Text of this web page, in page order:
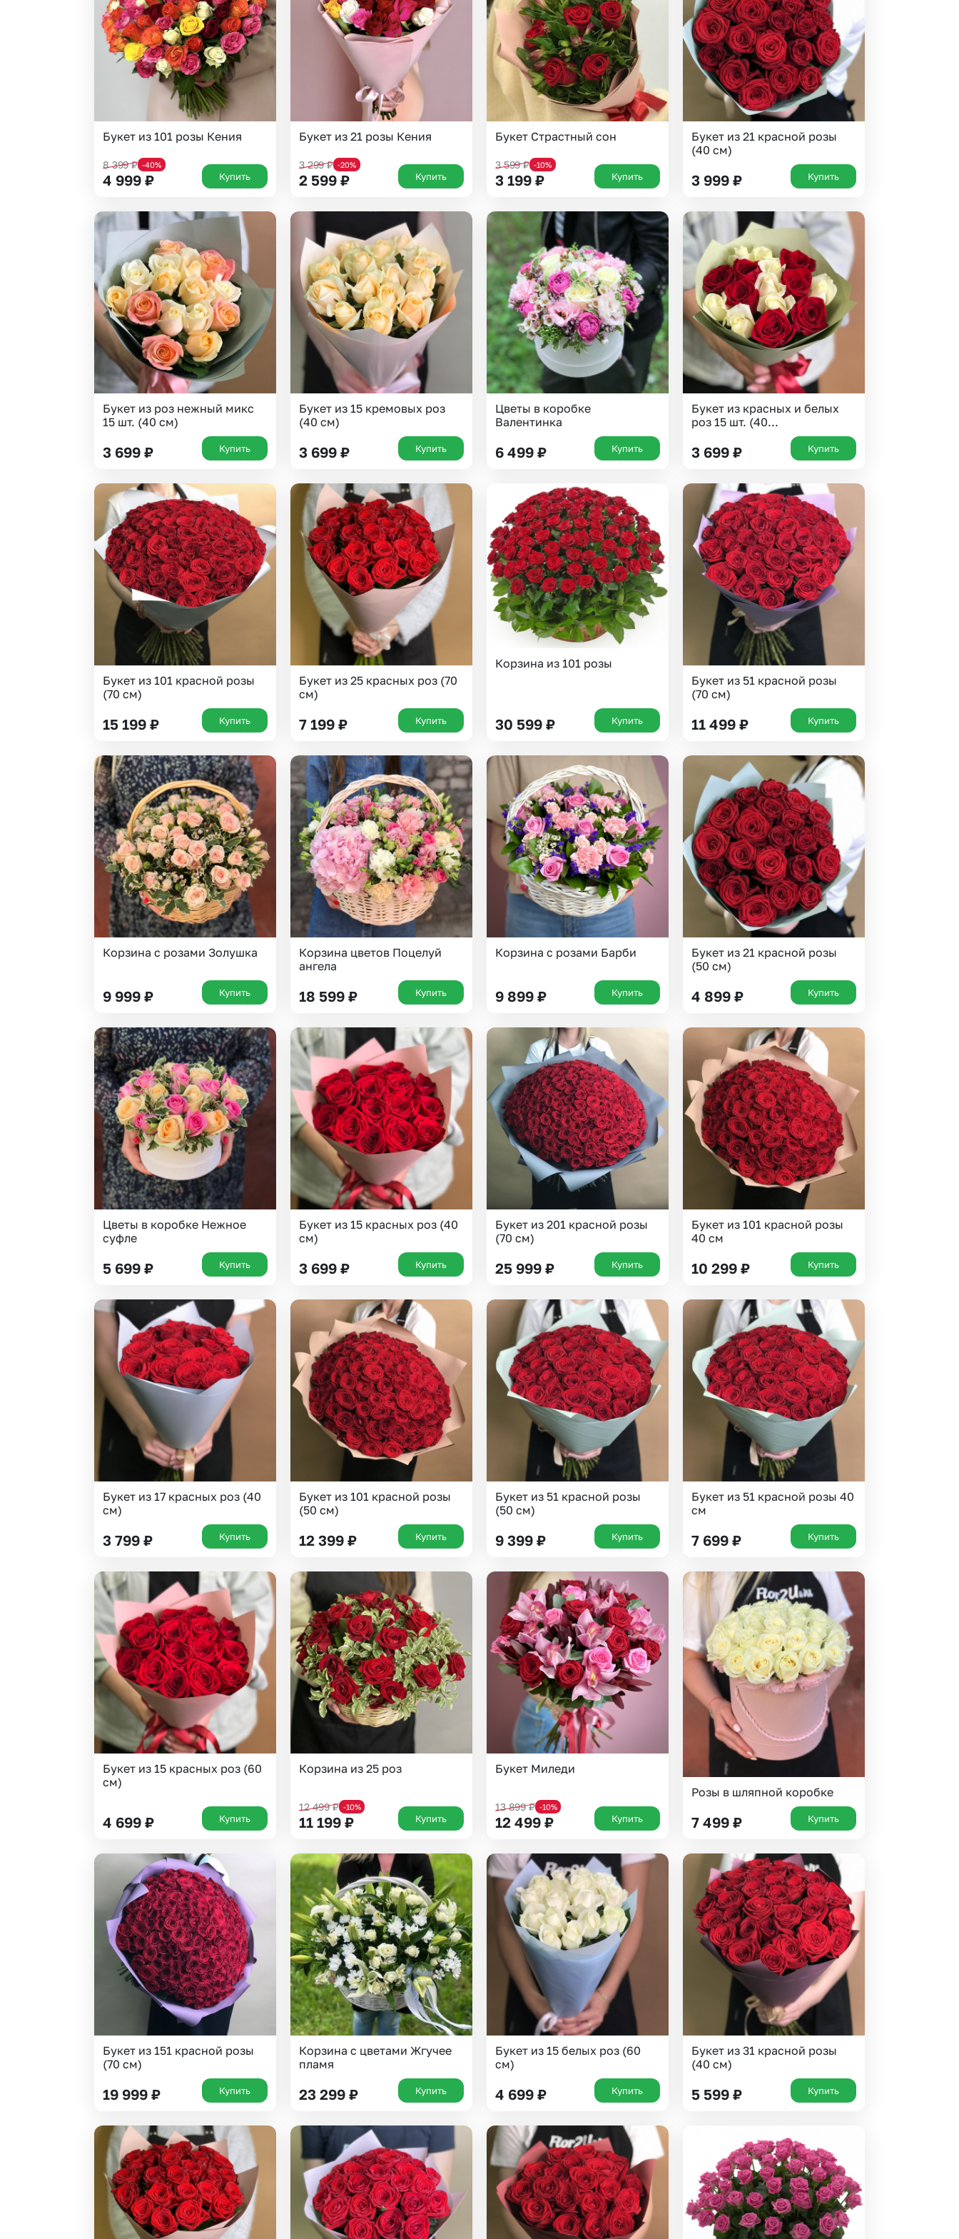
Гвоздики
Гипсофила
Гортензии
Ирисы
Сухоцветы
Фрезия
Эустома
Insta букеты
Хиты продаж
Новинки
До 10000 рублей
Черная пятница
Выбор покупателей
Все категории
Все получатели
Выберите город доставки
Или выберите из популярных
Москва и МО
Санкт-Петербург
Нижний Новгород
Самара
Казань
Уфа
Челябинск
Екатеринбург
Новосибирск
Омск
Волгоград
Воронеж
Букет из 101 розы Кения
8 399₽ -40%
4 999 ₽ Купить
Букет из 21 розы Кения
3 299₽ -20%
2 599 ₽ Купить
Букет Страстный сон
3 599₽ -10%
3 199 ₽ Купить
Букет из 21 красной розы
(40 см)
3 999 ₽ Купить
Букет из роз нежный микс
15 шт. (40 см)
3 699 ₽ Купить
Букет из 15 кремовых роз
(40 см)
3 699 ₽ Купить
Цветы в коробке
Валентинка
6 499 ₽ Купить
Букет из красных и белых
роз 15 шт. (40...
3 699 ₽ Купить
Букет из 101 красной розы
(70 см)
15 199 ₽ Купить
Букет из 25 красных роз (70
см)
7 199 ₽ Купить
Корзина из 101 розы
30 599 ₽ Купить
Букет из 51 красной розы
(70 см)
11 499 ₽ Купить
Корзина с розами Золушка
9 999 ₽ Купить
Корзина цветов Поцелуй
ангела
18 599 ₽ Купить
Корзина с розами Барби
9 899 ₽ Купить
Букет из 21 красной розы
(50 см)
4 899 ₽ Купить
Цветы в коробке Нежное
суфле
5 699 ₽ Купить
Букет из 15 красных роз (40
см)
3 699 ₽ Купить
Букет из 201 красной розы
(70 см)
25 999 ₽ Купить
Букет из 101 красной розы
40 см
10 299 ₽ Купить
Букет из 17 красных роз (40
см)
3 799 ₽ Купить
Букет из 101 красной розы
(50 см)
12 399 ₽ Купить
Букет из 51 красной розы
(50 см)
9 399 ₽ Купить
Букет из 51 красной розы 40
см
7 699 ₽ Купить
Букет из 15 красных роз (60
см)
4 699 ₽ Купить
Корзина из 25 роз
12 499₽ -10%
11 199 ₽ Купить
Букет Миледи
13 899₽ -10%
12 499 ₽ Купить
Розы в шляпной коробке
7 499 ₽ Купить
Букет из 151 красной розы
(70 см)
19 999 ₽ Купить
Корзина с цветами Жгучее
пламя
23 299 ₽ Купить
Букет из 15 белых роз (60
см)
4 699 ₽ Купить
Букет из 31 красной розы
(40 см)
5 599 ₽ Купить